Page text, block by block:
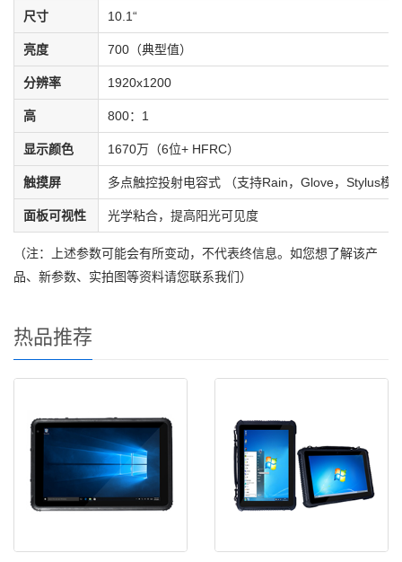
尺寸 10.1“
亮度 700（典型值）
分辨率 1920x1200
高 800：1
显示颜色 1670万（6位+ HFRC）
触摸屏 多点触控投射电容式 （支持Rain，Glove，Stylus模
面板可视性 光学粘合，提高阳光可见度
（注：上述参数可能会有所变动，不代表终信息。如您想了解该产
品、新参数、实拍图等资料请您联系我们）
热品推荐